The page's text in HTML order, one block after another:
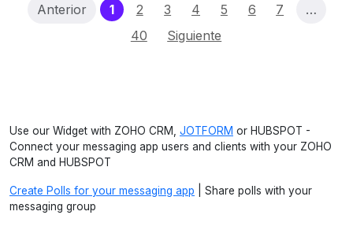
Anterior 1(current)
2 3 4 5 6 7
…
40
Siguiente
Use our Widget with ZOHO CRM, JOTFORM or HUBSPOT -
Connect your messaging app users and clients with your ZOHO
CRM and HUBSPOT
Create Polls for your messaging app | Share polls with your
messaging group